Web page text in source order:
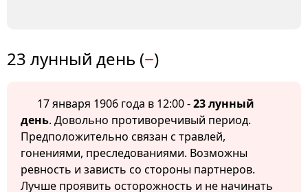
23 лунный день (−)
17 января 1906 года в 12:00 -23 лунный
день. Довольно противоречивый период.
Предположительно связан с травлей,
гонениями, преследованиями. Возможны
ревность и зависть со стороны партнеров.
Лучше проявить осторожность и не начинать